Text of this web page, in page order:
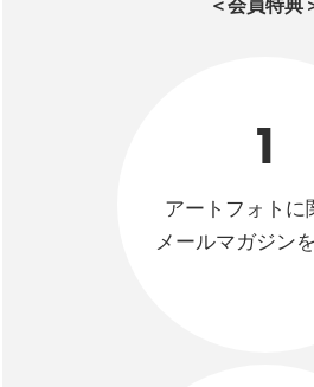
＜会員特典
1
アートフォトに
メールマガジン